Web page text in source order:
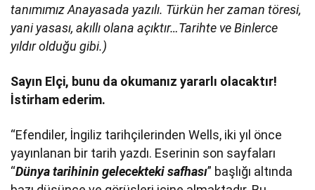
tanımımız Anayasada yazılı. Türkün her zaman töresi,
yani yasası, akıllı olana açıktır…Tarihte ve Binlerce
yıldır olduğu gibi.)
Sayın Elçi, bunu da okumanız yararlı olacaktır!
İstirham ederim.
“Efendiler, İngiliz tarihçilerinden Wells, iki yıl önce
yayınlanan bir tarih yazdı. Eserinin son sayfaları
“Dünya tarihinin gelecekteki safhası” başlığı altında